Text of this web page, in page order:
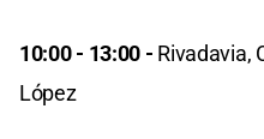
10:00 - 13:00 - Rivadavia,
López